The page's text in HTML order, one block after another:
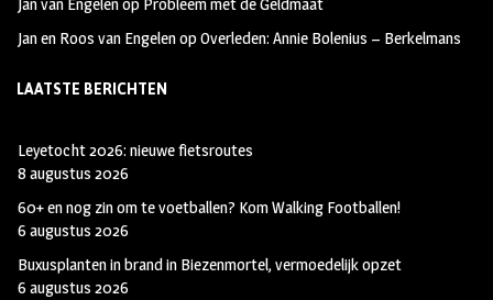
Jan van Engelenop Probleem met de Geldmaat
Jan en Roos van EngelenopOverleden: Annie Bolenius – Berkelmans
LAATSTE BERICHTEN
Leyetocht 2026: nieuwe fietsroutes
8 augustus 2026
60+ en nog zin om te voetballen? Kom Walking Footballen!
6 augustus 2026
Buxusplanten in brand in Biezenmortel, vermoedelijk opzet
6 augustus 2026